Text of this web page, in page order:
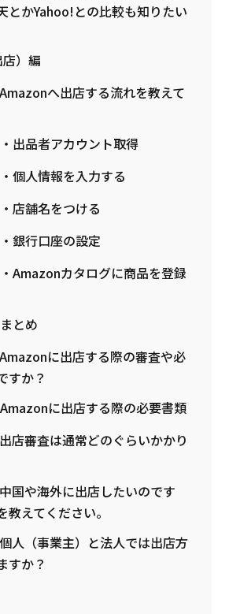
とかYahoo!との比較も知りたい
）編
へ出店する流れを教えて
・出品者アカウント取得
・個人情報を入力する
・店舗名をつける
・銀行口座の設定
・Amazonカタログに商品を登録
まとめ
に出店する際の審査や必
すか？
Amazonに出店する際の必要書類
店審査は通常どのぐらいかかり
国や海外に出店したいのです
教えてください。
人（事業主）と法人では出店方
すか？